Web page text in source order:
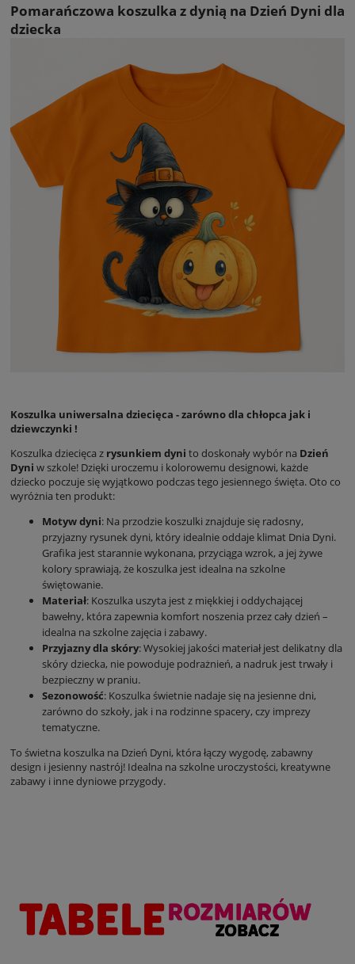
Pomarańczowa koszulka z dynią na Dzień Dyni dla
dziecka
Koszulka uniwersalna dziecięca - zarówno dla chłopca jak i
dziewczynki !
Koszulka dziecięca z rysunkiem dyni to doskonały wybór na Dzień
Dyni w szkole! Dzięki uroczemu i kolorowemu designowi, każde
dziecko poczuje się wyjątkowo podczas tego jesiennego święta. Oto co
wyróżnia ten produkt:
Motyw dyni: Na przodzie koszulki znajduje się radosny,
przyjazny rysunek dyni, który idealnie oddaje klimat Dnia Dyni.
Grafika jest starannie wykonana, przyciąga wzrok, a jej żywe
kolory sprawiają, że koszulka jest idealna na szkolne
świętowanie.
Materiał: Koszulka uszyta jest z miękkiej i oddychającej
bawełny, która zapewnia komfort noszenia przez cały dzień –
idealna na szkolne zajęcia i zabawy.
Przyjazny dla skóry: Wysokiej jakości materiał jest delikatny dla
skóry dziecka, nie powoduje podrażnień, a nadruk jest trwały i
bezpieczny w praniu.
Sezonowość: Koszulka świetnie nadaje się na jesienne dni,
zarówno do szkoły, jak i na rodzinne spacery, czy imprezy
tematyczne.
To świetna koszulka na Dzień Dyni, która łączy wygodę, zabawny
design i jesienny nastrój! Idealna na szkolne uroczystości, kreatywne
zabawy i inne dyniowe przygody.